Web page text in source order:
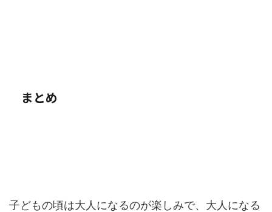
まとめ
子どもの頃は大人になるのが楽しみで、大人になる